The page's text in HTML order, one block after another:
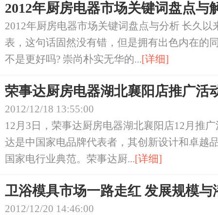
2012年厨房电器市场关键词盘点与
2012年厨房电器市场关键词盘点与分析 长久
表，这句话固然没有错，但是拥有出色内在的
不是更好吗? 崇尚朴实无华的...[详细]
荣事达厨房电器湖北襄阳店推广活
2012/12/18 13:55:00
12月3日，荣事达厨房电器湖北襄阳店12月推
达是中国家电品牌代表者，其创新设计和卓越
国家电行业典范。荣事达厨...[详细]
卫浴模具市场一路走红 发展规模与
2012/12/20 14:46:00